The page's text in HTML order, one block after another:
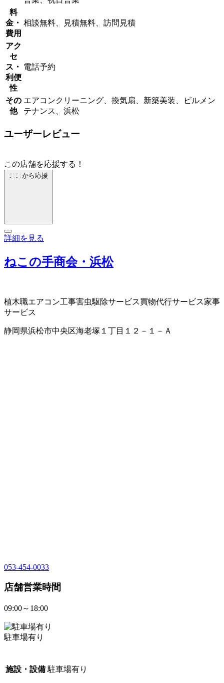
料
金・
費用
相談無料、見積無料、訪問見積
アク
セ
ス・
利便
性
電話予約
その
他
エアコンクリーニング、換気扇、新築美装、ビルメン
テナンス、浜松
ユーザーレビュー
この店舗を応援する！
ここから応援
詳細を見る
ねこの手商会・浜松
植木職エアコン工事害虫駆除サービス買物代行サービス家事
サービス
静岡県浜松市中央区海老塚１丁目１２－１－Ａ
053-454-0033
店舗営業時間
09:00～18:00
駐車場有り
施設・設備 駐車場有り